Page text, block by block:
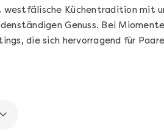
westfälische Küchentradition mit
Genuss. Bei
die sich hervorragend für